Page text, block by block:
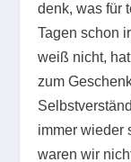
denk, was für
Tagen schon
weiß nicht,
zum
immer wieder
waren wir